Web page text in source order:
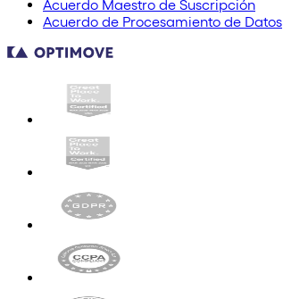
Acuerdo Maestro de Suscripción
Acuerdo de Procesamiento de Datos